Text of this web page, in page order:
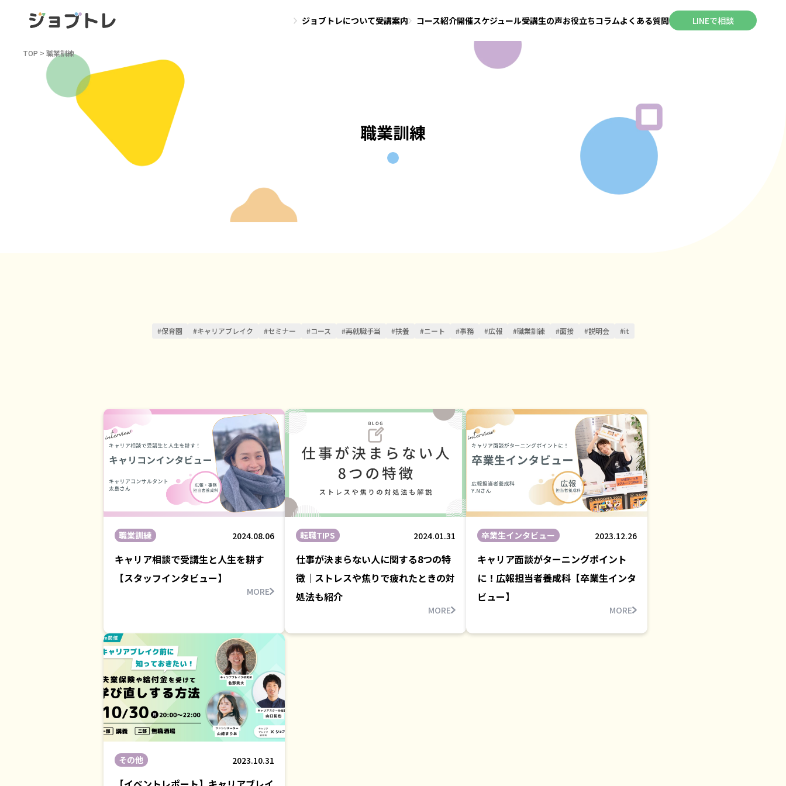
ジョブトレについて受講案内 コース紹介開催スケジュール受講生の声お役立ちコラムよくある質問 LINEで相談
TOP > 職業訓練
職業訓練
#保育園 #キャリアブレイク #セミナー #コース #再就職手当 #扶養 #ニート #事務 #広報 #職業訓練 #面接 #説明会 #it
職業訓練 2024.08.06
キャリア相談で受講生と人生を耕す
【スタッフインタビュー】
MORE
転職TIPS 2024.01.31
仕事が決まらない人に関する8つの特
徴｜ストレスや焦りで疲れたときの対
処法も紹介
MORE
卒業生インタビュー 2023.12.26
キャリア面談がターニングポイント
に！広報担当者養成科【卒業生インタ
ビュー】
MORE
その他 2023.10.31